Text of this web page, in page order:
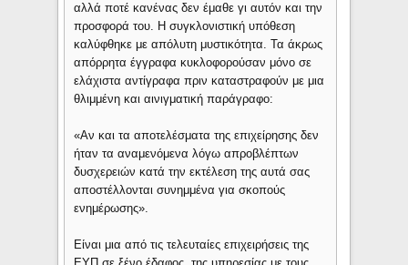
αλλά ποτέ κανένας δεν έμαθε γι αυτόν και την
προσφορά του. Η συγκλονιστική υπόθεση
καλύφθηκε με απόλυτη μυστικότητα. Τα άκρως
απόρρητα έγγραφα κυκλοφορούσαν μόνο σε
ελάχιστα αντίγραφα πριν καταστραφούν με μια
θλιμμένη και αινιγματική παράγραφο:
«Αν και τα αποτελέσματα της επιχείρησης δεν
ήταν τα αναμενόμενα λόγω απροβλέπτων
δυσχερειών κατά την εκτέλεση της αυτά σας
αποστέλλονται συνημμένα για σκοπούς
ενημέρωσης».
Είναι μια από τις τελευταίες επιχειρήσεις της